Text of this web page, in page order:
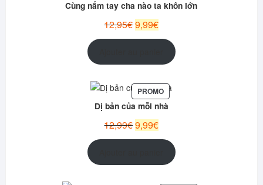
PROMOTION
Cùng nắm tay cha nào ta khôn lớn
12,95€Le
9,99€Le
actuel
est :
PROMOPRODUIT
EN
PROMOTION
Dị bản của mỗi nhà
12,99€Le
9,99€Le
actuel
est :